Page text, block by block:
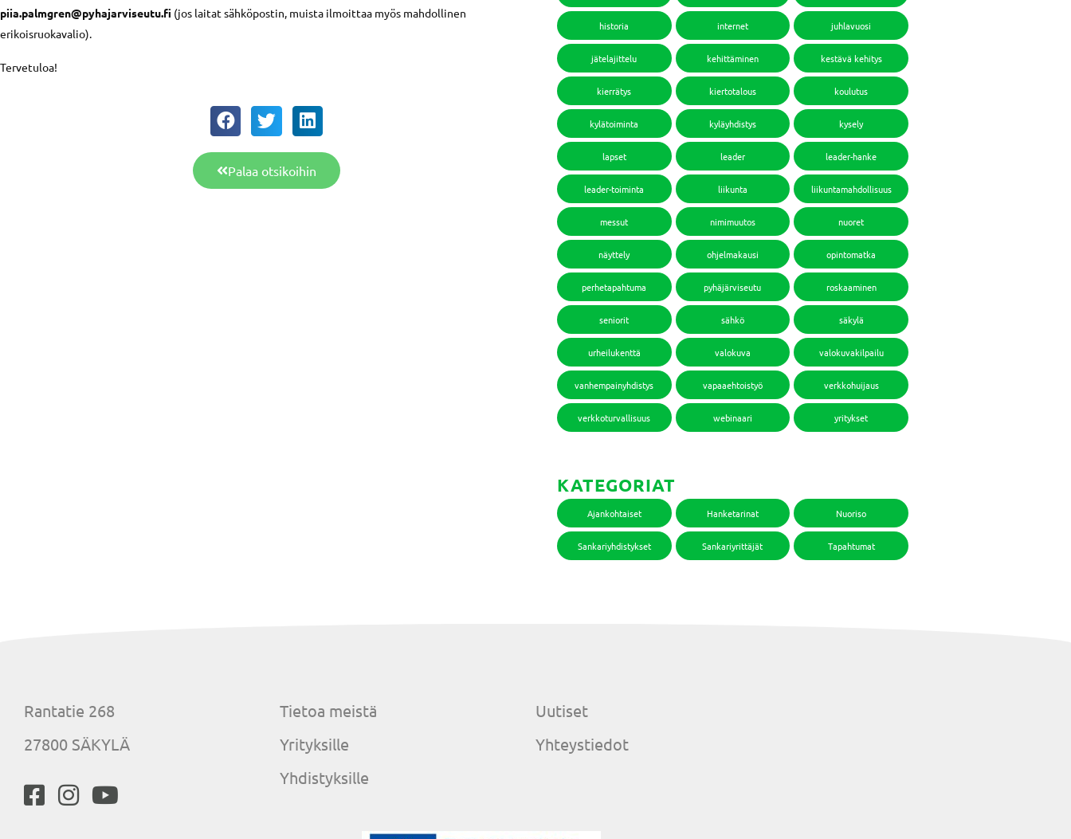
piia.palmgren@pyhajarviseutu.fi (jos laitat sähköpostin, muista ilmoittaa myös mahdollinen
erikoisruokavalio).
Tervetuloa!
Palaa otsikoihin
historia internet juhlavuosi
jätelajittelu kehittäminen kestävä kehitys
kierrätys kiertotalous koulutus
kylätoiminta kyläyhdistys kysely
lapset leader leader-hanke
leader-toiminta liikunta liikuntamahdollisuus
messut nimimuutos nuoret
näyttely ohjelmakausi opintomatka
perhetapahtuma pyhäjärviseutu roskaaminen
seniorit sähkö säkylä
urheilukenttä valokuva valokuvakilpailu
vanhempainyhdistys vapaaehtoistyö verkkohuijaus
verkkoturvallisuus webinaari yritykset
KATEGORIAT
Ajankohtaiset Hanketarinat Nuoriso
Sankariyhdistykset Sankariyrittäjät Tapahtumat
Rantatie 268
27800 SÄKYLÄ
Tietoa meistä
Yrityksille
Yhdistyksille
Uutiset
Yhteystiedot